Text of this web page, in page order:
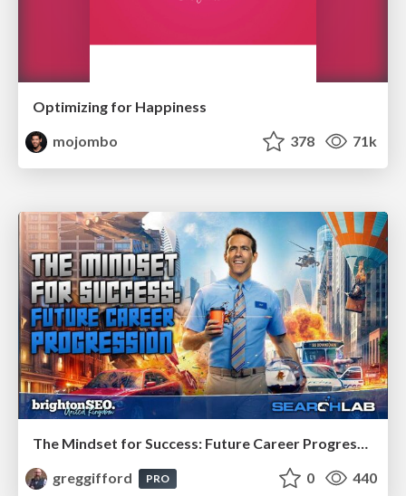
Optimizing for Happiness
mojombo
378 71k
The Mindset for Success: Future Career Progression
greggifford
PRO 0 440